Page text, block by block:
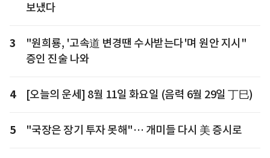
보냈다
3
"원희룡, '고속道 변경땐 수사받는다'며 원안 지시"
증인 진술 나와
4 [오늘의 운세] 8월 11일 화요일 (음력 6월 29일 丁巳)
5 "국장은 장기 투자 못해"… 개미들 다시 美 증시로